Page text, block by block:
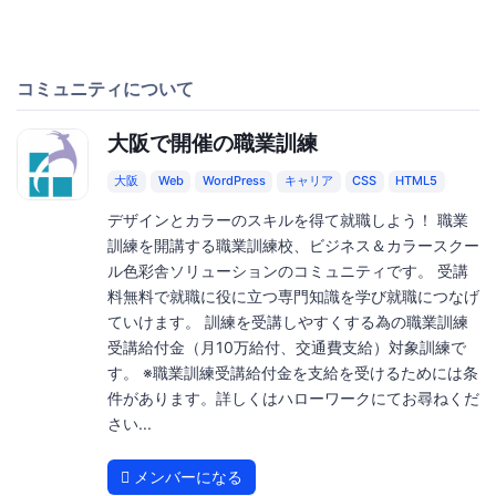
コミュニティについて
大阪で開催の職業訓練
大阪 Web WordPress キャリア CSS HTML5
デザインとカラーのスキルを得て就職しよう！ 職業
訓練を開講する職業訓練校、ビジネス＆カラースクー
ル色彩舎ソリューションのコミュニティです。 受講
料無料で就職に役に立つ専門知識を学び就職につなげ
ていけます。 訓練を受講しやすくする為の職業訓練
受講給付金（月10万給付、交通費支給）対象訓練で
す。 ※職業訓練受講給付金を支給を受けるためには条
件があります。詳しくはハローワークにてお尋ねくだ
さい...
メンバーになる